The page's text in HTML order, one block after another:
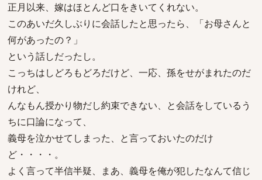
正月以来、嫁はほとんど口をきいてくれない。
このあいだ久しぶりに会話したと思ったら、「お母さんと
何があったの？」
という話しだったし。
こっちはしどろもどろだけど、一応、孫をせがまれたのだ
けれど、
んなもん授かり物だし約束できない、と会話をしているう
ちに口論になって、
義母を泣かせてしまった、と言っておいたのだけ
ど・・・・。
よく言って半信半疑、まあ、義母を俺が犯したなんて信じ